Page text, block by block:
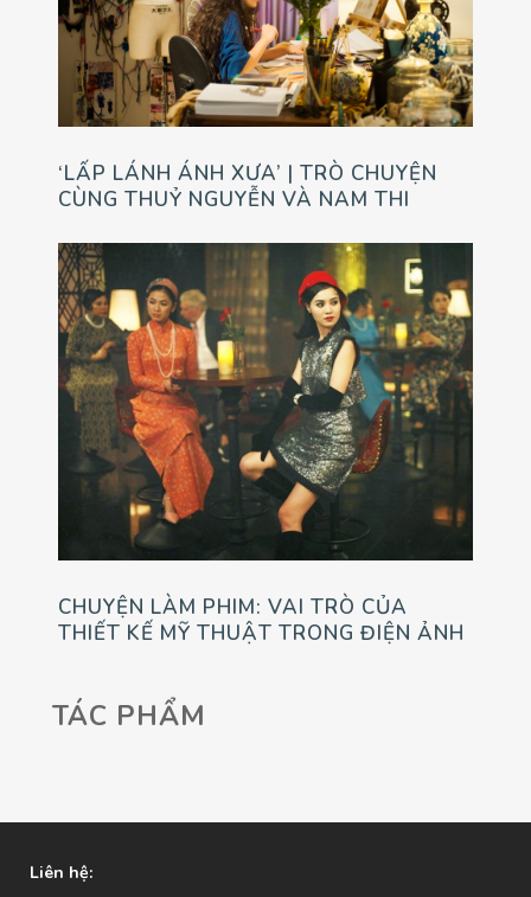
‘LẤP LÁNH ÁNH XƯA’ | TRÒ CHUYỆN
CÙNG THUỶ NGUYỄN VÀ NAM THI
CHUYỆN LÀM PHIM: VAI TRÒ CỦA
THIẾT KẾ MỸ THUẬT TRONG ĐIỆN ẢNH
TÁC PHẨM
Liên hệ: